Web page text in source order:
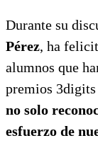
Durante su
Pérez, ha
alumnos que
premios 3digits
no solo
esfuerzo de